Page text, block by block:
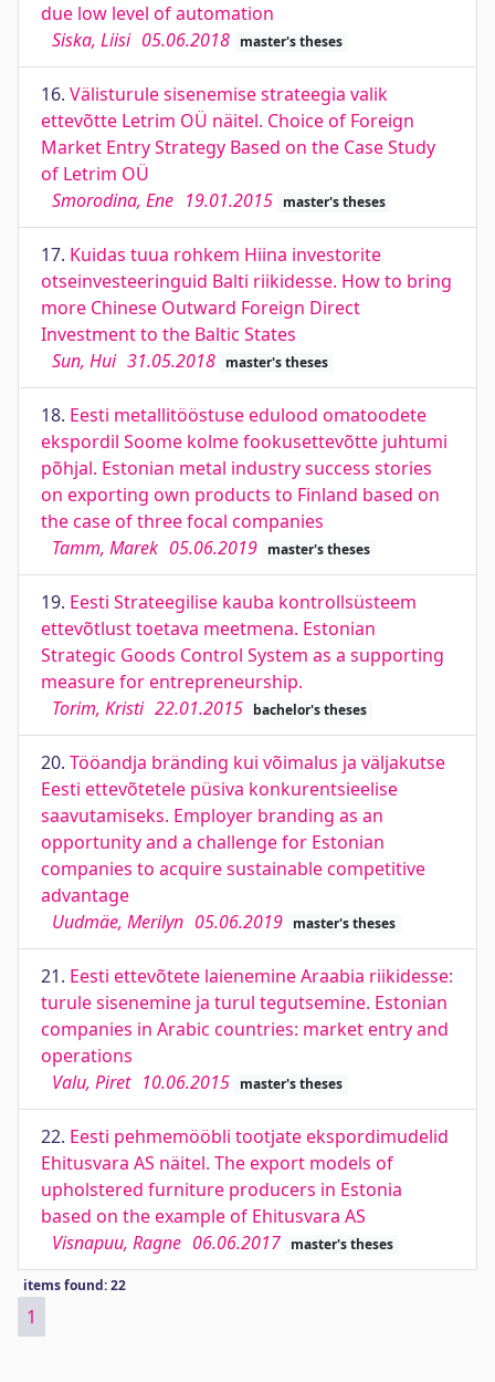
due low level of automation
Siska, Liisi 05.06.2018 master's theses
16. Välisturule sisenemise strateegia valik
ettevõtte Letrim OÜ näitel. Choice of Foreign
Market Entry Strategy Based on the Case Study
of Letrim OÜ
Smorodina, Ene 19.01.2015 master's theses
17. Kuidas tuua rohkem Hiina investorite
otseinvesteeringuid Balti riikidesse. How to bring
more Chinese Outward Foreign Direct
Investment to the Baltic States
Sun, Hui 31.05.2018 master's theses
18. Eesti metallitööstuse edulood omatoodete
ekspordil Soome kolme fookusettevõtte juhtumi
põhjal. Estonian metal industry success stories
on exporting own products to Finland based on
the case of three focal companies
Tamm, Marek 05.06.2019 master's theses
19. Eesti Strateegilise kauba kontrollsüsteem
ettevõtlust toetava meetmena. Estonian
Strategic Goods Control System as a supporting
measure for entrepreneurship.
Torim, Kristi 22.01.2015 bachelor's theses
20. Tööandja bränding kui võimalus ja väljakutse
Eesti ettevõtetele püsiva konkurentsieelise
saavutamiseks. Employer branding as an
opportunity and a challenge for Estonian
companies to acquire sustainable competitive
advantage
Uudmäe, Merilyn 05.06.2019 master's theses
21. Eesti ettevõtete laienemine Araabia riikidesse:
turule sisenemine ja turul tegutsemine. Estonian
companies in Arabic countries: market entry and
operations
Valu, Piret 10.06.2015 master's theses
22. Eesti pehmemööbli tootjate ekspordimudelid
Ehitusvara AS näitel. The export models of
upholstered furniture producers in Estonia
based on the example of Ehitusvara AS
Visnapuu, Ragne 06.06.2017 master's theses
items found: 22
1